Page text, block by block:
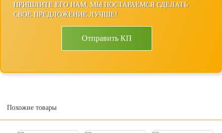
ПРИШЛИТЕ ЕГО НАМ, МЫ ПОСТАРАЕМСЯ СДЕЛАТЬ
СВОЕ ПРЕДЛОЖЕНИЕ ЛУЧШЕ!
Отправить КП
Похожие товары